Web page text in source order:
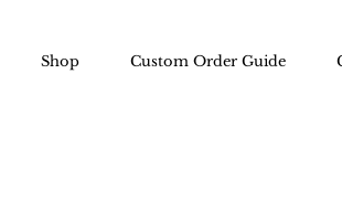
Shop Custom Order Guide